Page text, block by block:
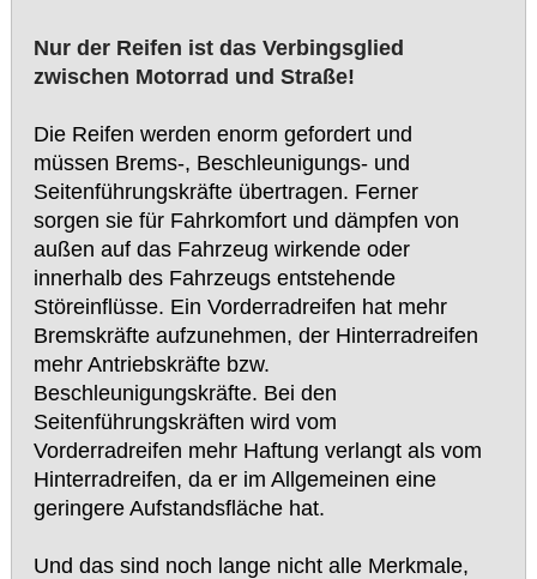
Nur der Reifen ist das Verbingsglied
zwischen Motorrad und Straße!
Die Reifen werden enorm gefordert und
müssen Brems-, Beschleunigungs- und
Seitenführungskräfte übertragen. Ferner
sorgen sie für Fahrkomfort und dämpfen von
außen auf das Fahrzeug wirkende oder
innerhalb des Fahrzeugs entstehende
Störeinflüsse. Ein Vorderradreifen hat mehr
Bremskräfte aufzunehmen, der Hinterradreifen
mehr Antriebskräfte bzw.
Beschleunigungskräfte. Bei den
Seitenführungskräften wird vom
Vorderradreifen mehr Haftung verlangt als vom
Hinterradreifen, da er im Allgemeinen eine
geringere Aufstandsfläche hat.
Und das sind noch lange nicht alle Merkmale,